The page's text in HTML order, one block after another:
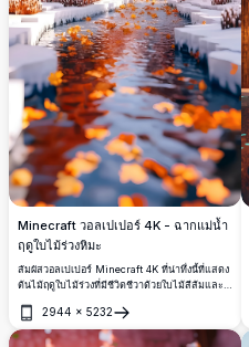
Minecraft วอลเปเปอร์ 4K - ฉากแม่น้ำ
ฤดูใบไม้ร่วงหิมะ
สัมผัสวอลเปเปอร์ Minecraft 4K ที่น่าทึ่งนี้ที่แสดง
ต้นไม้ฤดูใบไม้ร่วงที่มีชีวิตชีวาด้วยใบไม้สีส้มและ
ปกคลุมด้วยหิมะสร้างฉากการเปลี่ยนผ่านฤดูกาลอัน
มหัศจรรย์ด้วยใบไม้ร่วงที่กระจัดกระจายลอยอยู่บน
2944 × 5232
เปิด